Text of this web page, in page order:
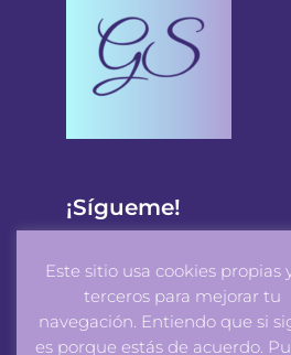
¡Sígueme!
Este sitio usa cookies propias
terceros para mejorar tu
navegación. Entiendo que si
es porque estás de acuerdo.